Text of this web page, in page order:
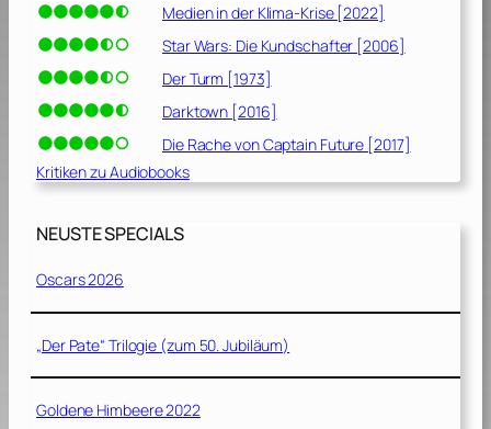
Medien in der Klima-Krise [2022]
Star Wars: Die Kundschafter [2006]
Der Turm [1973]
Darktown [2016]
Die Rache von Captain Future [2017]
Kritiken zu Audiobooks
NEUSTE SPECIALS
Oscars 2026
„Der Pate“ Trilogie (zum 50. Jubiläum)
Goldene Himbeere 2022